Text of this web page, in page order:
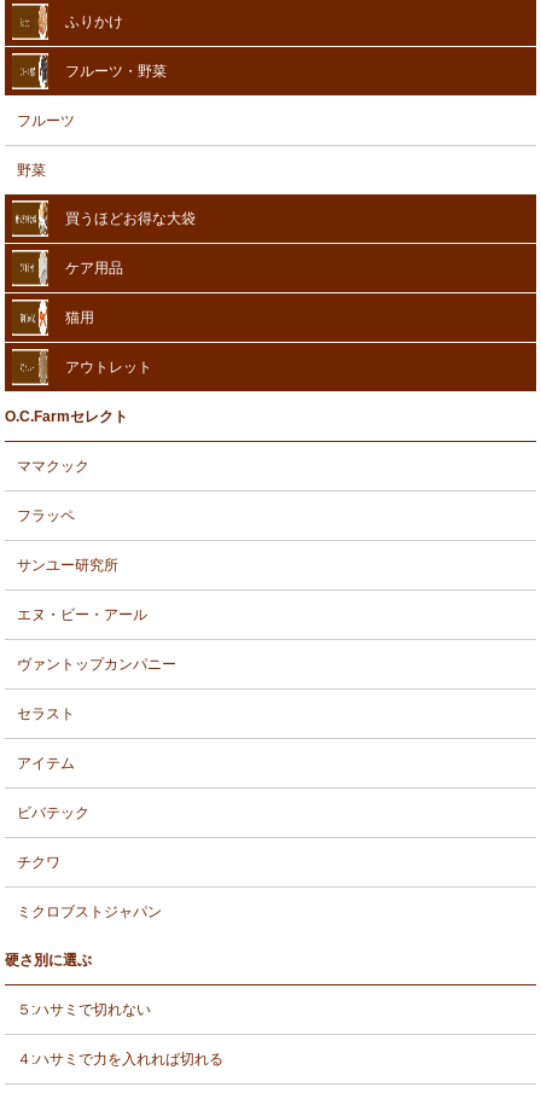
ふりかけ
フルーツ・野菜
フルーツ
野菜
買うほどお得な大袋
ケア用品
猫用
アウトレット
O.C.Farmセレクト
ママクック
フラッペ
サンユー研究所
エヌ・ビー・アール
ヴァントップカンパニー
セラスト
アイテム
ビバテック
チクワ
ミクロブストジャパン
硬さ別に選ぶ
５:ハサミで切れない
４:ハサミで力を入れれば切れる